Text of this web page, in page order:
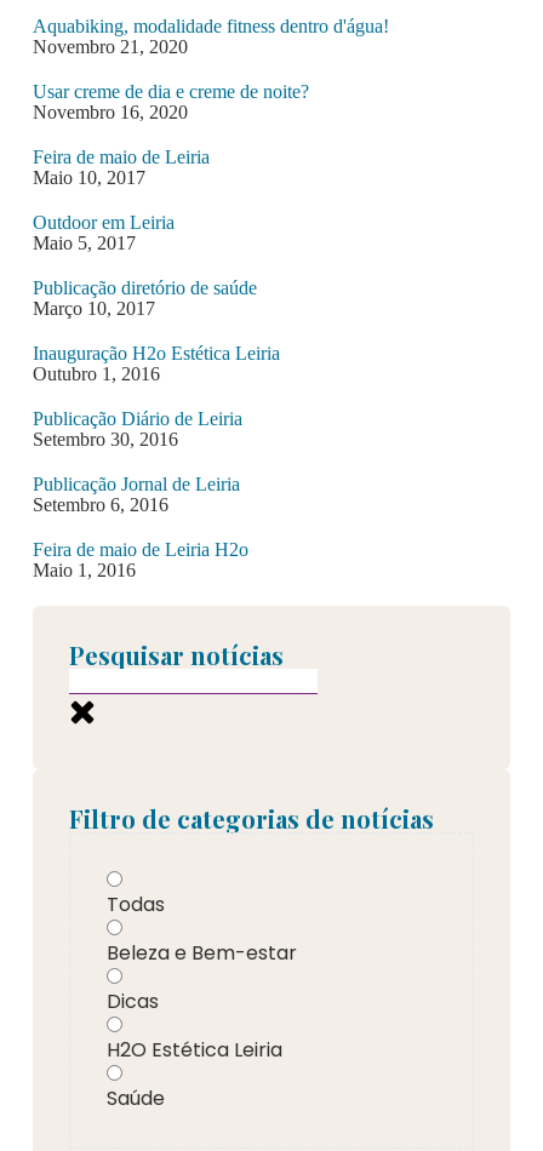
Pesquisar notícias
Filtro de categorias de notícias
Todas
Beleza e Bem-estar
Dicas
H2O Estética Leiria
Saúde
Aquabiking, modalidade fitness dentro d'água!
Novembro 21, 2020
Usar creme de dia e creme de noite?
Novembro 16, 2020
Feira de maio de Leiria
Maio 10, 2017
Outdoor em Leiria
Maio 5, 2017
Publicação diretório de saúde
Março 10, 2017
Inauguração H2o Estética Leiria
Outubro 1, 2016
Publicação Diário de Leiria
Setembro 30, 2016
Publicação Jornal de Leiria
Setembro 6, 2016
Feira de maio de Leiria H2o
Maio 1, 2016